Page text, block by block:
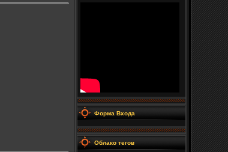
Форма Входа
Облако тегов